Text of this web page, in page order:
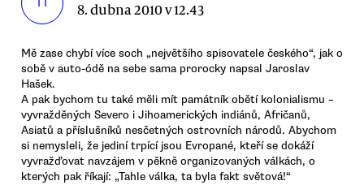
TT 8. dubna 2010 v 12.43
Mě zase chybí více soch „největšího spisovatele českého“, jak o
sobě v auto-ódě na sebe sama prorocky napsal Jaroslav
Hašek.
A pak bychom tu také měli mít památník obětí kolonialismu –
vyvražděných Severo i Jihoamerických indiánů, Afričanů,
Asiatů a příslušníků nesčetných ostrovních národů. Abychom
si nemysleli, že jediní trpící jsou Evropané, kteří se dokáží
vyvražďovat navzájem v pěkně organizovaných válkách, o
kterých pak říkají: „Tahle válka, ta byla fakt světová!“